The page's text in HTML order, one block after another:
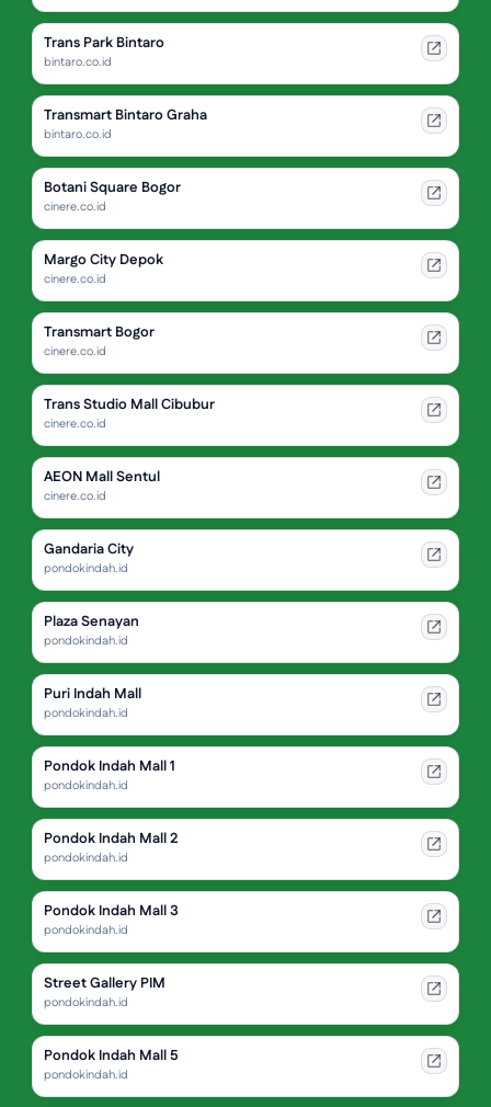
Trans Park Bintaro
bintaro.co.id
Transmart Bintaro Graha
bintaro.co.id
Botani Square Bogor
cinere.co.id
Margo City Depok
cinere.co.id
Transmart Bogor
cinere.co.id
Trans Studio Mall Cibubur
cinere.co.id
AEON Mall Sentul
cinere.co.id
Gandaria City
pondokindah.id
Plaza Senayan
pondokindah.id
Puri Indah Mall
pondokindah.id
Pondok Indah Mall 1
pondokindah.id
Pondok Indah Mall 2
pondokindah.id
Pondok Indah Mall 3
pondokindah.id
Street Gallery PIM
pondokindah.id
Pondok Indah Mall 5
pondokindah.id